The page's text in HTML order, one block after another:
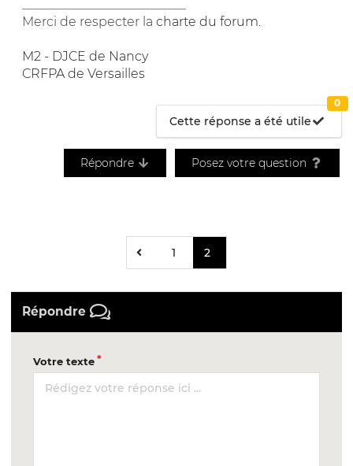
Merci de respecter la charte du forum
M2 - DJCE de Nancy
CRFPA de Versailles
Cette réponse a été utile
0
Répondre Posez votre question
1 2
Répondre
Votre texte